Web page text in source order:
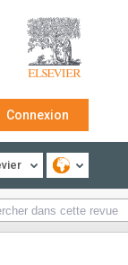
Connexion